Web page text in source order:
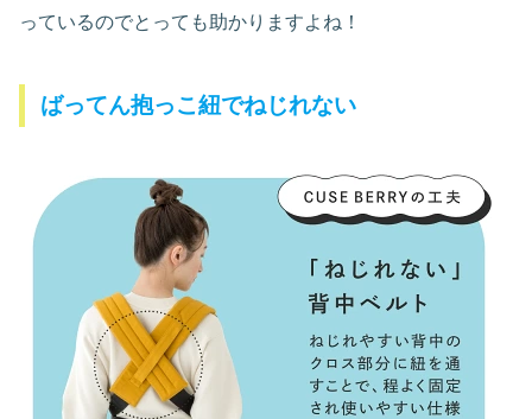
っているのでとっても助かりますよね！
ばってん抱っこ紐でねじれない